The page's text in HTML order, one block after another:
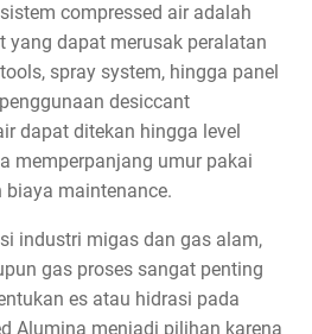
compressed air adalah
yang dapat merusak peralatan
spray system, hingga panel
desiccant
dapat ditekan hingga level
memperpanjang umur pakai
biaya maintenance.
industri migas dan gas alam,
gas proses sangat penting
es atau hidrasi pada
Alumina menjadi pilihan karena